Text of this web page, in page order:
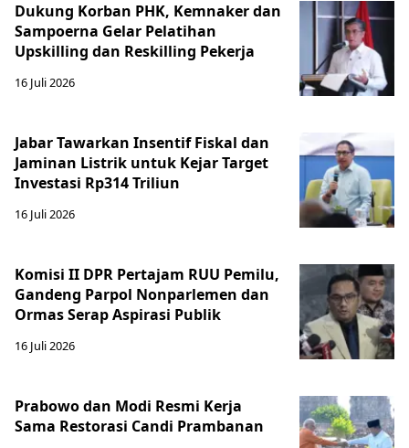
Dukung Korban PHK, Kemnaker dan
Sampoerna Gelar Pelatihan
Upskilling dan Reskilling Pekerja
16 Juli 2026
Jabar Tawarkan Insentif Fiskal dan
Jaminan Listrik untuk Kejar Target
Investasi Rp314 Triliun
16 Juli 2026
Komisi II DPR Pertajam RUU Pemilu,
Gandeng Parpol Nonparlemen dan
Ormas Serap Aspirasi Publik
16 Juli 2026
Prabowo dan Modi Resmi Kerja
Sama Restorasi Candi Prambanan